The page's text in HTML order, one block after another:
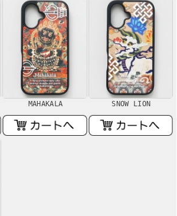
MAHAKALA SNOW LION